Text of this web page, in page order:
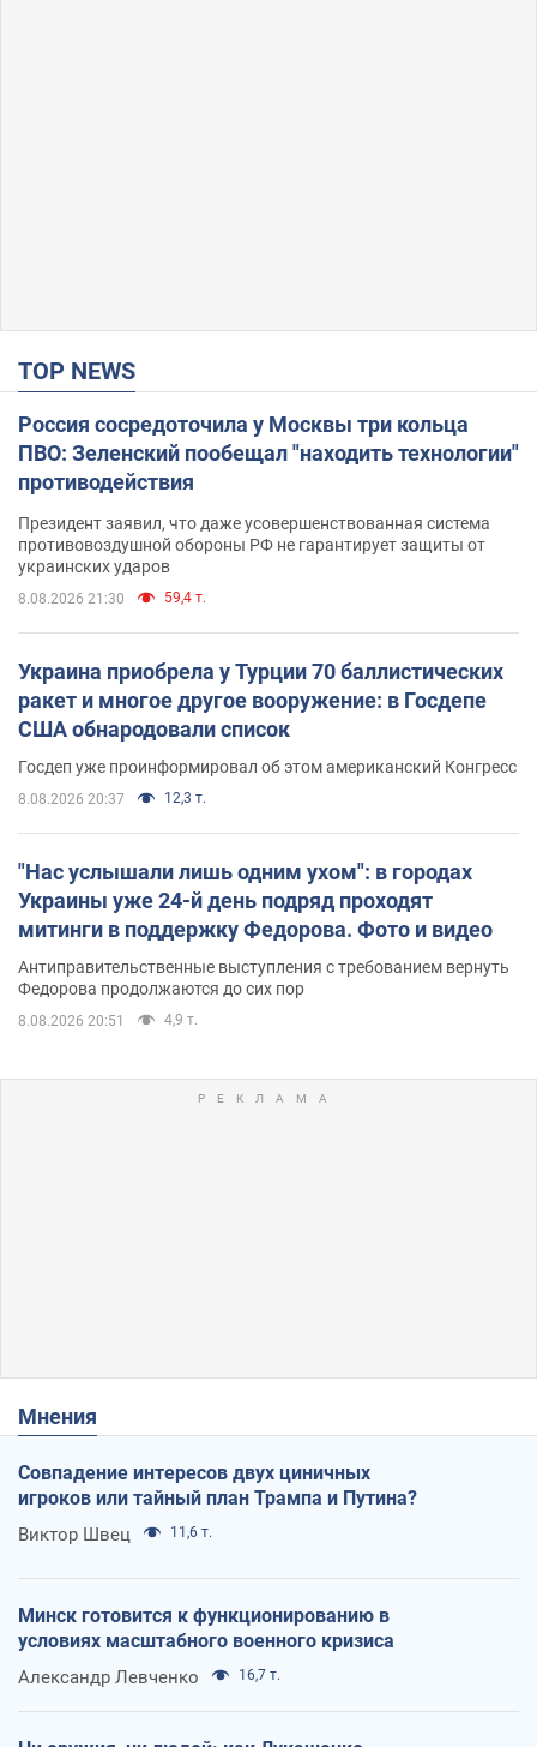
TOP NEWS
Россия сосредоточила у Москвы три кольца
ПВО: Зеленский пообещал "находить технологии"
противодействия
Президент заявил, что даже усовершенствованная система
противовоздушной обороны РФ не гарантирует защиты от
украинских ударов
8.08.2026 21:30 59,4 т.
Украина приобрела у Турции 70 баллистических
ракет и многое другое вооружение: в Госдепе
США обнародовали список
Госдеп уже проинформировал об этом американский Конгресс
8.08.2026 20:37 12,3 т.
"Нас услышали лишь одним ухом": в городах
Украины уже 24-й день подряд проходят
митинги в поддержку Федорова. Фото и видео
Антиправительственные выступления с требованием вернуть
Федорова продолжаются до сих пор
8.08.2026 20:51 4,9 т.
Мнения
Совпадение интересов двух циничных
игроков или тайный план Трампа и Путина?
Виктор Швец 11,6 т.
Минск готовится к функционированию в
условиях масштабного военного кризиса
Александр Левченко 16,7 т.